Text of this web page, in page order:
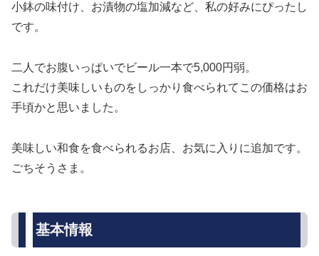
小鉢の味付け、お漬物の塩加減など、私の好みにぴったし
です。
二人でお腹いっぱいでビール一本で5,000円弱。
これだけ美味しいものをしっかり食べられてこの価格はお
手頃かと思いました。
美味しい和食を食べられるお店、お気に入りに追加です。
ごちそうさま。
基本情報